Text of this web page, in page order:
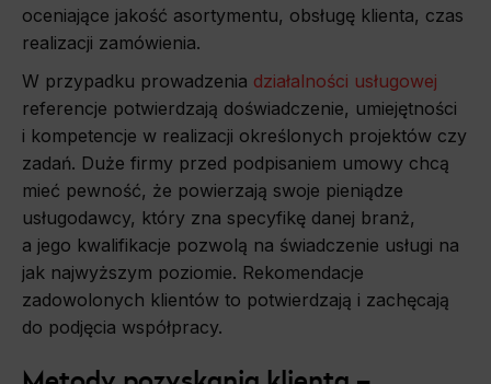
oceniające jakość asortymentu, obsługę klienta, czas
realizacji zamówienia.
W przypadku prowadzenia działalności usługowej
referencje potwierdzają doświadczenie, umiejętności
i kompetencje w realizacji określonych projektów czy
zadań. Duże firmy przed podpisaniem umowy chcą
mieć pewność, że powierzają swoje pieniądze
usługodawcy, który zna specyfikę danej branż,
a jego kwalifikacje pozwolą na świadczenie usługi na
jak najwyższym poziomie. Rekomendacje
zadowolonych klientów to potwierdzają i zachęcają
do podjęcia współpracy.